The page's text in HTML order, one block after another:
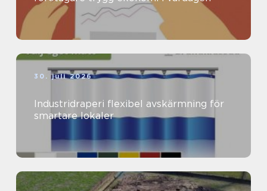
30. juli 2026
Industridraperi flexibel avskärmning för
smartare lokaler